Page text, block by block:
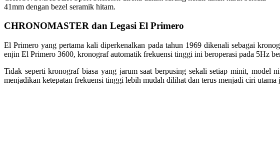
41mm dengan bezel seramik hitam.
CHRONOMASTER dan Legasi El Primero
El Primero yang pertama kali diperkenalkan pada tahun 1969 dikenali sebagai
enjin El Primero 3600, kronograf automatik frekuensi tinggi ini beroperasi pada 5Hz
Tidak seperti kronograf biasa yang jarum saat berpusing sekali setiap minit, model
menjadikan ketepatan frekuensi tinggi lebih mudah dilihat dan terus menjadi ciri